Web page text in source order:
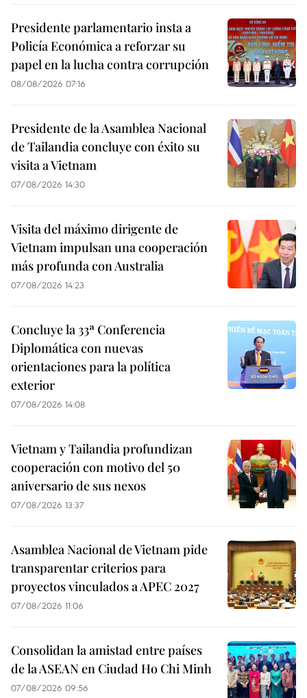
Presidente parlamentario insta a
Policía Económica a reforzar su
papel en la lucha contra corrupción
08/08/2026 07:16
Presidente de la Asamblea Nacional
de Tailandia concluye con éxito su
visita a Vietnam
07/08/2026 14:30
Visita del máximo dirigente de
Vietnam impulsan una cooperación
más profunda con Australia
07/08/2026 14:23
Concluye la 33ª Conferencia
Diplomática con nuevas
orientaciones para la política
exterior
07/08/2026 14:08
Vietnam y Tailandia profundizan
cooperación con motivo del 50
aniversario de sus nexos
07/08/2026 13:37
Asamblea Nacional de Vietnam pide
transparentar criterios para
proyectos vinculados a APEC 2027
07/08/2026 11:06
Consolidan la amistad entre países
de la ASEAN en Ciudad Ho Chi Minh
07/08/2026 09:56